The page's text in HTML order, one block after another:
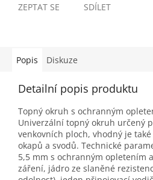
ZEPTAT SE SDÍLET
Popis Diskuze
Detailní popis produktu
Topný okruh s ochranným
Univerzální topný okruh určený
venkovních ploch, vhodný je
okapů a svodů. Technické
5,5 mm s ochranným opletením
záření, jádro ze slaněné